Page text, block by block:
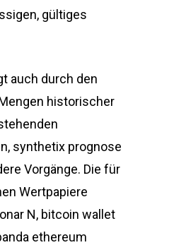
gültiges
auch durch den
historischer
synthetix prognose
Vorgänge. Die für
Wertpapiere
N, bitcoin wallet
ethereum